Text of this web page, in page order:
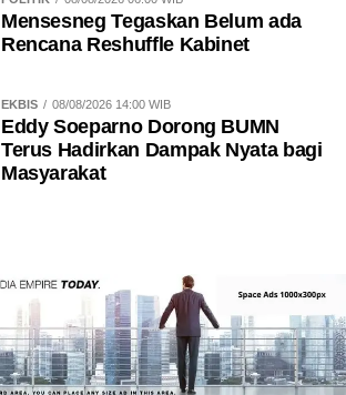
Mensesneg Tegaskan Belum ada
Rencana Reshuffle Kabinet
EKBIS 08/08/2026 14:00 WIB
Eddy Soeparno Dorong BUMN
Terus Hadirkan Dampak Nyata bagi
Masyarakat